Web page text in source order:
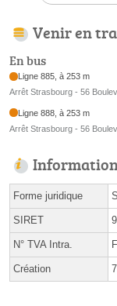
Venir en
En bus
Ligne 885, à 253 m
Arrêt Strasbourg - 56
Ligne 888, à 253 m
Arrêt Strasbourg - 56
Forme juridique
SIRET
N° TVA Intra.
Création